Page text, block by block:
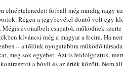
elnéptelenedett futball még mindig nagy
Régen a jegybevétel döntő volt egy
Mégis évonalbeli csapatok működnek
kíváncsi még a magyar a focira. Ha
– a tőlünk nyugatabbra működő
meg sok egyebet. Azt is feldolgoztuk,
a bóvli és az érték között. Nem